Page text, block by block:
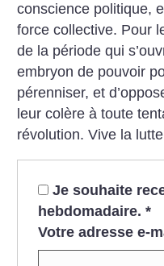
conscience politique,
force collective. Pour
de la période qui
embryon de pouvoir
pérenniser, et
leur colère à toute
révolution. Vive la
Je souhaite
hebdomadaire. *
Votre adresse e-